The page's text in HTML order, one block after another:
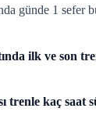
günde 1 sefer
ilk ve son
trenle kaç saat